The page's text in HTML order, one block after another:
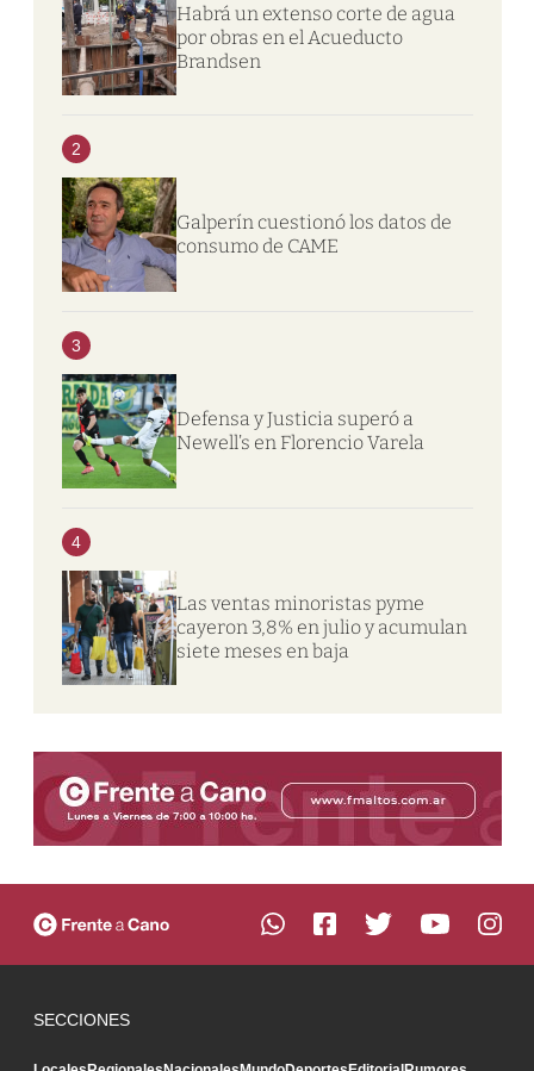
Habrá un extenso corte de agua
por obras en el Acueducto
Brandsen
2
Galperín cuestionó los datos de
consumo de CAME
3
Defensa y Justicia superó a
Newell’s en Florencio Varela
4
Las ventas minoristas pyme
cayeron 3,8% en julio y acumulan
siete meses en baja
SECCIONES